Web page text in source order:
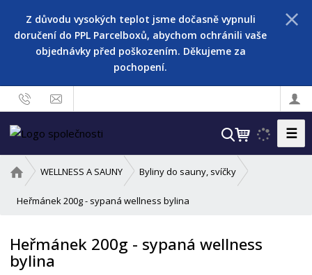
Z důvodu vysokých teplot jsme dočasně vypnuli
doručení do PPL Parcelboxů, abychom ochránili vaše
objednávky před poškozením. Děkujeme za
pochopení.
V
h
t
☰
v
o
í
s
WELLNESS A SAUNY Byliny do sauny, svíčky
Heřmánek 200g - sypaná wellness bylina
Heřmánek 200g - sypaná wellness
bylina